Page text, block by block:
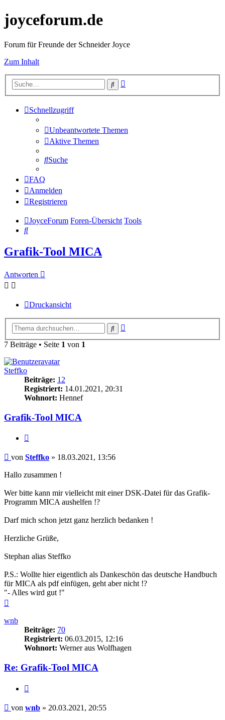
joyceforum.de
Forum für Freunde der Schneider Joyce
Zum Inhalt
Suche
Schnellzugriff
Unbeantwortete Themen
Aktive Themen
Suche
FAQ
Anmelden
Registrieren
JoyceForum Foren-Übersicht Tools
Suche
Grafik-Tool MICA
Antworten
Druckansicht
Suche
7 Beiträge • Seite 1 von 1
Steffko
Beiträge: 12
Registriert: 14.01.2021, 20:31
Wohnort: Hennef
Grafik-Tool MICA
Beitrag
von Steffko » 18.03.2021, 13:56
Hallo zusammen !
Wer bitte kann mir vielleicht mit einer DSK-Datei für das Grafik-
Programm MICA aushelfen !?
Darf mich schon jetzt ganz herzlich bedanken !
Herzliche Grüße,
Stephan alias Steffko
P.S.: Wollte hier eigentlich als Dankeschön das deutsche Handbuch
für MICA als pdf einfügen, geht aber nicht !?
"- Alles wird gut !"
wnb
Beiträge: 70
Registriert: 06.03.2015, 12:16
Wohnort: Werner aus Wolfhagen
Re: Grafik-Tool MICA
Beitrag
von wnb » 20.03.2021, 20:55